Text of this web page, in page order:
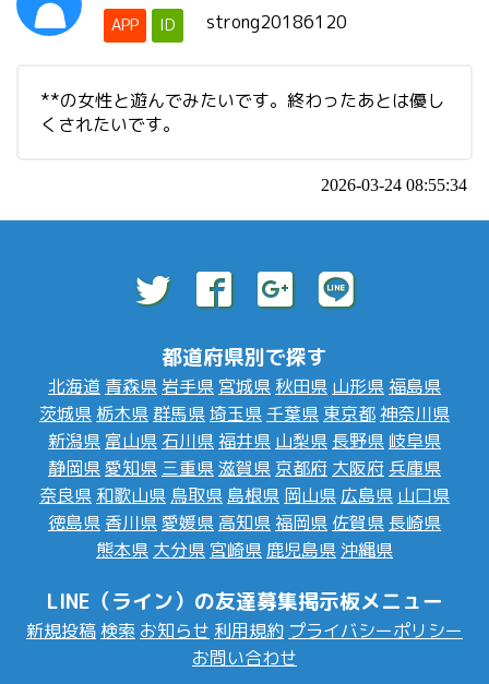
APP ID strong20186120
**の女性と遊んでみたいです。終わったあとは優し
くされたいです。
2026-03-24 08:55:34
都道府県別で探す
北海道 青森県 岩手県 宮城県 秋田県 山形県福島県
茨城県 栃木県群馬県埼玉県 千葉県 東京都神奈川県
新潟県 富山県 石川県福井県 山梨県 長野県 岐阜県
静岡県愛知県 三重県滋賀県 京都府 大阪府 兵庫県
奈良県 和歌山県 鳥取県 島根県 岡山県 広島県 山口県
徳島県 香川県愛媛県 高知県福岡県 佐賀県 長崎県
熊本県 大分県 宮崎県 鹿児島県 沖縄県
LINE（ライン）の友達募集掲示板メニュー
新規投稿 検索 お知らせ 利用規約 プライバシーポリシー
お問い合わせ